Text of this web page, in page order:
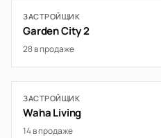
ЗАСТРОЙЩИК
Garden City 2
28 в продаже
ЗАСТРОЙЩИК
Waha Living
14 в продаже